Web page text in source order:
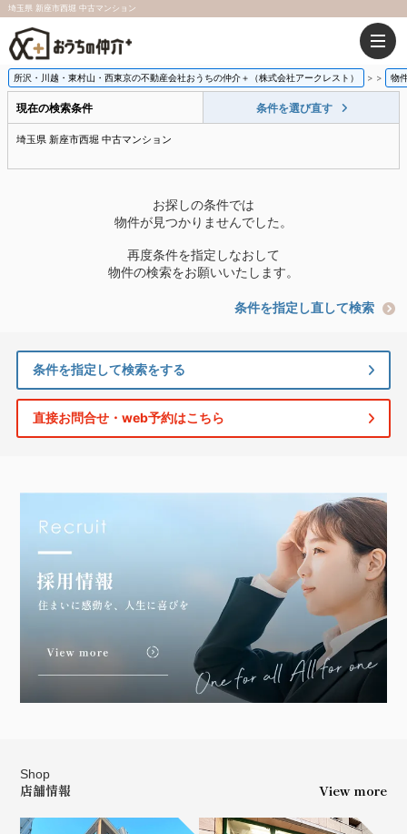
埼玉県 新座市西堀 中古マンション
所沢・川越・東村山・西東京の不動産会社おうちの仲介＋（株式会社アークレスト） > 物
現在の検索条件 条件を選び直す
埼玉県 新座市西堀 中古マンション
お探しの条件では
物件が見つかりませんでした。
再度条件を指定しなおして
物件の検索をお願いいたします。
条件を指定し直して検索
条件を指定して検索をする
直接お問合せ・web予約はこちら
Shop
店舗情報 View more